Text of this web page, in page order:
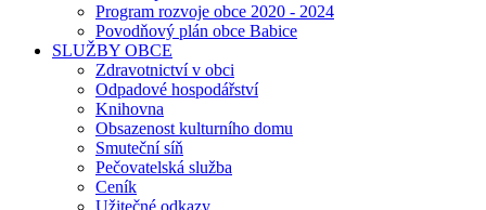
Program rozvoje obce 2020 - 2024
Povodňový plán obce Babice
SLUŽBY OBCE
Zdravotnictví v obci
Odpadové hospodářství
Knihovna
Obsazenost kulturního domu
Smuteční síň
Pečovatelská služba
Ceník
Užitečné odkazy